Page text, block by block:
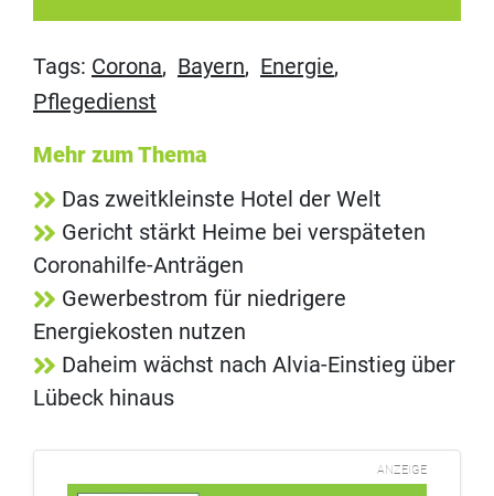
Tags: Corona, Bayern, Energie,
Pflegedienst
Mehr zum Thema
Das zweitkleinste Hotel der Welt
Gericht stärkt Heime bei verspäteten
Coronahilfe-Anträgen
Gewerbestrom für niedrigere
Energiekosten nutzen
Daheim wächst nach Alvia-Einstieg über
Lübeck hinaus
ANZEIGE